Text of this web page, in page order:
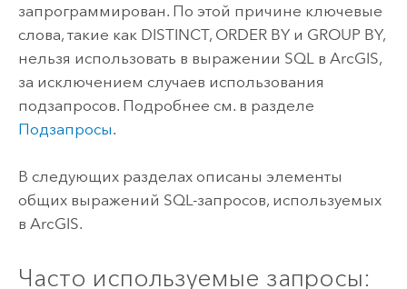
запрограммирован. По этой причине ключевые
слова, такие как DISTINCT, ORDER BY и GROUP BY,
нельзя использовать в выражении SQL в ArcGIS,
за исключением случаев использования
подзапросов. Подробнее см. в разделе
Подзапросы.
В следующих разделах описаны элементы
общих выражений SQL-запросов, используемых
в ArcGIS.
Часто используемые запросы: